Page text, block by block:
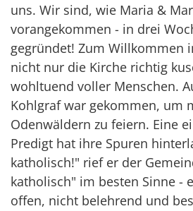
uns. Wir sind, wie Maria &
vorangekommen - in drei
gegründet! Zum Willkommen
nicht nur die Kirche richtig
wohltuend voller Menschen.
Kohlgraf war gekommen, um
Odenwäldern zu feiern. Eine
Predigt hat ihre Spuren
katholisch!" rief er der
katholisch" im besten Sinne -
offen, nicht belehrend und